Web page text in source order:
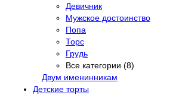
Девичник
Мужское достоинство
Попа
Торс
Грудь
Все категории (8)
Двум именинникам
Детские торты